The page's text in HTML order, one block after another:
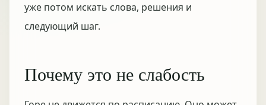
уже потом искать слова, решения и
следующий шаг.
Почему это не слабость